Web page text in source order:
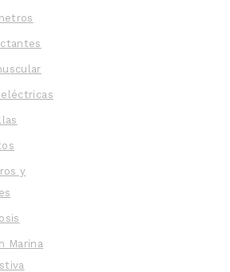
eléctricas
y
Marina